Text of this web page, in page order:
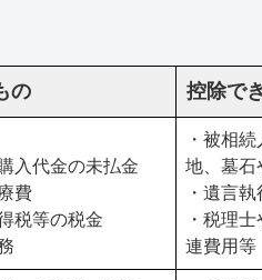
の 控除で
入代金の未払金
費
税等の税金
・被相
地、墓石
・遺言執
・税理
連費用等